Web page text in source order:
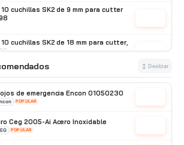
cuchillas SK2 de 9 mm para cutter
cuchillas SK2 de 18 mm para cutter,
Cotizar
cuchillas SK4 de 9 mm para cutter
Cotizar
↕ Deslizar
de emergencia Encon 01050230
POPULAR
Ceg 2005-Ai Acero Inoxidable
POPULAR